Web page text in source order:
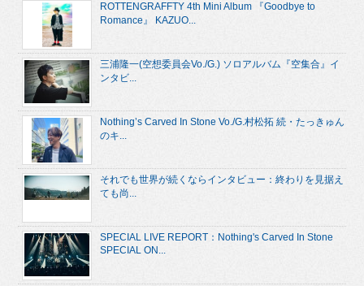
ROTTENGRAFFTY 4th Mini Album 『Goodbye to
Romance』 KAZUO...
三浦隆一(空想委員会Vo./G.) ソロアルバム『空集合』イ
ンタビ...
Nothing’s Carved In Stone Vo./G.村松拓 続・たっきゅん
のキ...
それでも世界が続くならインタビュー：終わりを見据え
ても尚...
SPECIAL LIVE REPORT：Nothing's Carved In Stone
SPECIAL ON...